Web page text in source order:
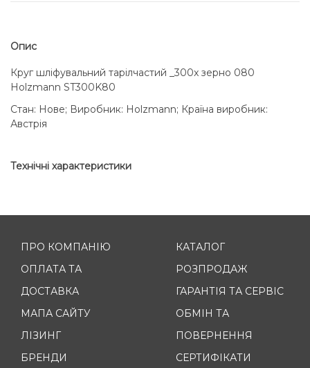
Опис
Круг шліфувальний тарілчастий _300x зерно 080
Holzmann ST300K80
Стан: Нове; Виробник: Holzmann; Країна виробник:
Австрія
Технічні характеристики
ПРО КОМПАНІЮ
ОПЛАТА ТА
ДОСТАВКА
МАПА САЙТУ
ЛІЗИНГ
БРЕНДИ
КАТАЛОГ
РОЗПРОДАЖ
ГАРАНТІЯ ТА СЕРВІС
ОБМІН ТА
ПОВЕРНЕННЯ
СЕРТИФІКАТИ